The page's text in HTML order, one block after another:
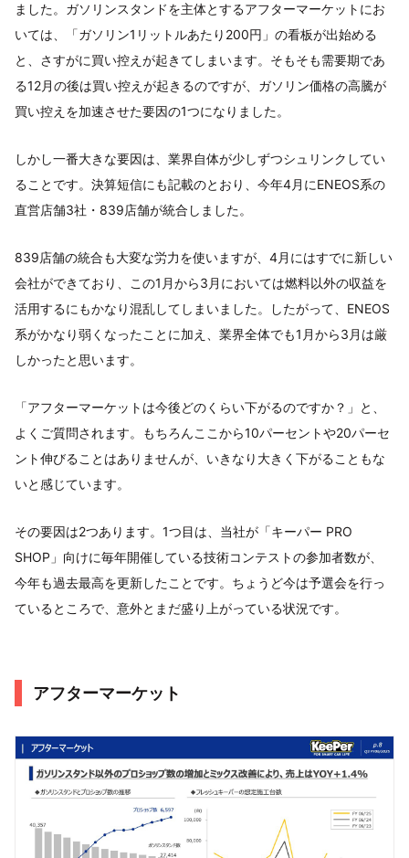
ました。ガソリンスタンドを主体とするアフターマーケットにお
いては、「ガソリン1リットルあたり200円」の看板が出始める
と、さすがに買い控えが起きてしまいます。そもそも需要期であ
る12月の後は買い控えが起きるのですが、ガソリン価格の高騰が
買い控えを加速させた要因の1つになりました。
しかし一番大きな要因は、業界自体が少しずつシュリンクしてい
ることです。決算短信にも記載のとおり、今年4月にENEOS系の
直営店舗3社・839店舗が統合しました。
839店舗の統合も大変な労力を使いますが、4月にはすでに新しい
会社ができており、この1月から3月においては燃料以外の収益を
活用するにもかなり混乱してしまいました。したがって、ENEOS
系がかなり弱くなったことに加え、業界全体でも1月から3月は厳
しかったと思います。
「アフターマーケットは今後どのくらい下がるのですか？」と、
よくご質問されます。もちろんここから10パーセントや20パーセ
ント伸びることはありませんが、いきなり大きく下がることもな
いと感じています。
その要因は2つあります。1つ目は、当社が「キーパー PRO
SHOP」向けに毎年開催している技術コンテストの参加者数が、
今年も過去最高を更新したことです。ちょうど今は予選会を行っ
ているところで、意外とまだ盛り上がっている状況です。
アフターマーケット